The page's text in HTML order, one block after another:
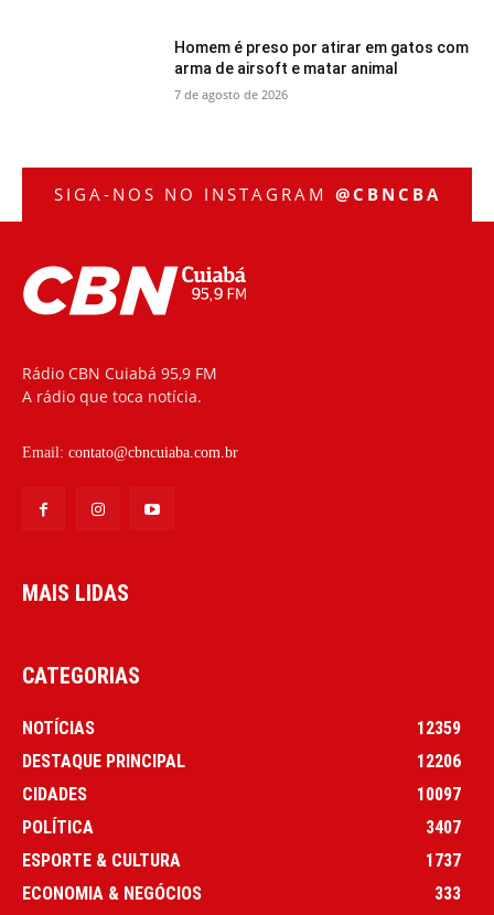
Homem é preso por atirar em gatos com
arma de airsoft e matar animal
7 de agosto de 2026
SIGA-NOS NO INSTAGRAM @CBNCBA
Rádio CBN Cuiabá 95,9 FM
A rádio que toca notícia.
Email: contato@cbncuiaba.com.br
MAIS LIDAS
CATEGORIAS
NOTÍCIAS
12359
DESTAQUE PRINCIPAL
12206
CIDADES
10097
POLÍTICA
3407
ESPORTE & CULTURA
1737
ECONOMIA & NEGÓCIOS
333